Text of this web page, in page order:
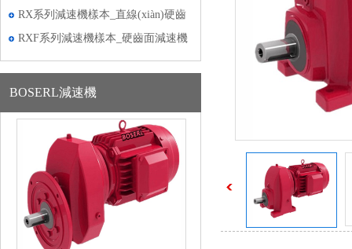
減速機樣本
RX系列減速機樣本_直線(xiàn)硬齒
面減速電機樣本
RXF系列減速機樣本_硬齒面減速機
BOSERL減速機